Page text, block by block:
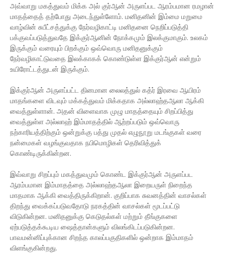
அவ்வாறு மகத்துவம் மிக்க அல் குர்ஆன் அருளப்பட ஆரம்பமான ரமழான்
மாதத்தைத் தற்போது அடைந்துள்ளோம். மனிதனின் இம்மை மறுமை
வாழ்வின் சுபீட்சத்துக்கு நேர்வழிகாட்டி மனிதனை நெறிப்படுத்தி
பக்குவப்படுத்துவதே இக்குர்ஆனின் நோக்கமும் இலக்குமாகும். உலகம்
இருக்கும் வரையும் பிறக்கும் ஒவ்வொரு மனிதனுக்கும்
நேர்வழிகாட்டுவதை இலக்காகக் கொண்டுள்ள இக்குர்ஆன் என்றும்
உயிரோட்டத்துடன் இருக்கும்.
இக்குர்ஆன் அருளப்பட்ட தினமான லைலத்துல் கத்ர் இரவை ஆயிரம்
மாதங்களை விடவும் மக்கத்துவம் மிக்கதாக அல்லாஹ்தஆலா ஆக்கி
வைத்துள்ளான். அதன் விளைவாக முழு மாதத்தையும் சிறப்பித்து
வைத்துள்ள அல்லாஹ் இம்மாதத்தில் ஆற்றப்படும் ஒவ்வொரு
நற்காரியத்திற்கும் ஒன்றுக்கு பத்து முதல் எழுநூறு மடங்குகள் வரை
நன்மைகள் வழங்குவதாக நபிமொழிகள் தெரிவித்துக்
கொண்டிருக்கின்றன.
இவ்வாறு சிறப்பும் மகத்துவமும் கொண்ட இக்குர்ஆன் அருளப்பட
ஆரம்பமான இம்மாதத்தை அல்லாஹ்தஆலா இறையருள் நிறைந்த
மாதமாக ஆக்கி வைத்திருக்கிறான். குறிப்பாக சுவனத்தின் வாசல்கள்
திறந்து வைக்கப்படுவதோடு நரகத்தின் வாசல்கள் மூடப்பட்டு
விடுகின்றன. மனிதனுக்கு கெடுதல்கள் மற்றும் தீங்குகளை
ஏற்படுத்தக்கூடிய ஷைத்தான்களும் விலங்கிடப்படுகின்றன.
பாவமன்னிப்புக்கான சிறந்த காலப்பகுதிகளில் ஒன்றாக இம்மாதம்
விளங்குகின்றது.